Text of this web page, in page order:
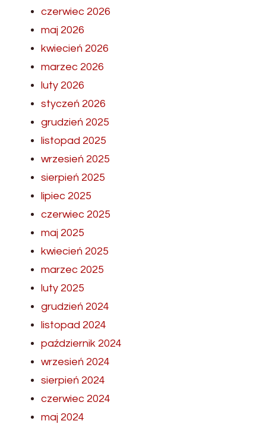
czerwiec 2026
maj 2026
kwiecień 2026
marzec 2026
luty 2026
styczeń 2026
grudzień 2025
listopad 2025
wrzesień 2025
sierpień 2025
lipiec 2025
czerwiec 2025
maj 2025
kwiecień 2025
marzec 2025
luty 2025
grudzień 2024
listopad 2024
październik 2024
wrzesień 2024
sierpień 2024
czerwiec 2024
maj 2024